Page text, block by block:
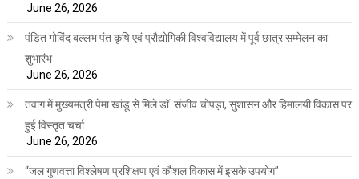
June 26, 2026
पंडित गोविंद बल्लभ पंत कृषि एवं प्रौद्योगिकी विश्वविद्यालय में पूर्व छात्र सम्मेलन का
शुभारंभ
June 26, 2026
तवांग में मुख्यमंत्री पेमा खांडू से मिले डॉ. संजीव चोपड़ा, सुशासन और हिमालयी विकास पर
हुई विस्तृत चर्चा
June 26, 2026
“जल गुणवत्ता विश्लेषण प्रशिक्षण एवं कौशल विकास में इसके उपयोग”